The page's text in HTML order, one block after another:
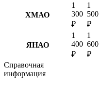
ХМАО
1
300
₽
1
500
₽
ЯНАО
1
400
₽
1
600
₽
Справочная
информация